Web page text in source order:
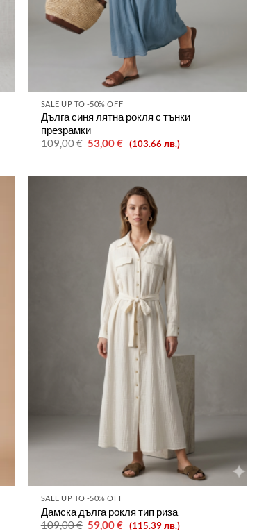
SALE UP TO -50% OFF
Дълга синя лятна рокля с тънки
презрамки
109,00€ Original
53,00€Текущата
(103.66 лв.)
SALE UP TO -50% OFF
Дамска дълга рокля тип риза
109,00€ Original
59,00€Текущата
(115.39 лв.)